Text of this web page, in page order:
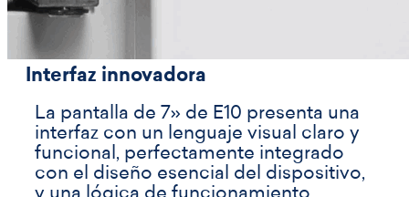
Interfaz innovadora
La pantalla de 7» de E10 presenta una
interfaz con un lenguaje visual claro y
funcional, perfectamente integrado
con el diseño esencial del dispositivo,